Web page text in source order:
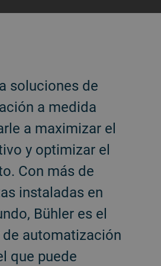
soluciones de
a medida
a maximizar el
y optimizar el
Con más de
instaladas en
Bühler es el
automatización
que puede